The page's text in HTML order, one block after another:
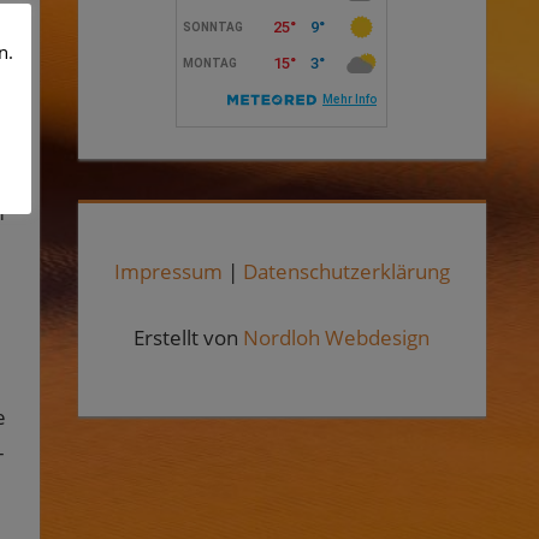
Impressum | Datenschutzerklärung
Erstellt von Nordloh Webdesign